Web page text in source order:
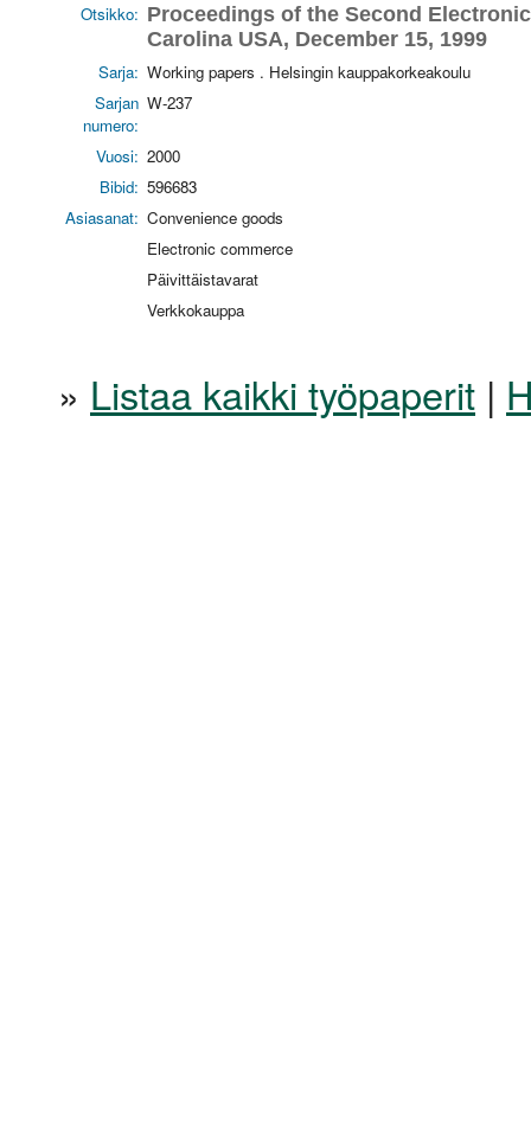
Otsikko: Proceedings of the Second
Carolina USA, December 15, 1999
Sarja: Working papers . Helsingin kauppakorkeakoulu
Sarjan
numero:
W-237
Vuosi: 2000
Bibid: 596683
Asiasanat: Convenience goods
Electronic commerce
Päivittäistavarat
Verkkokauppa
» Listaa kaikki työpaperit |